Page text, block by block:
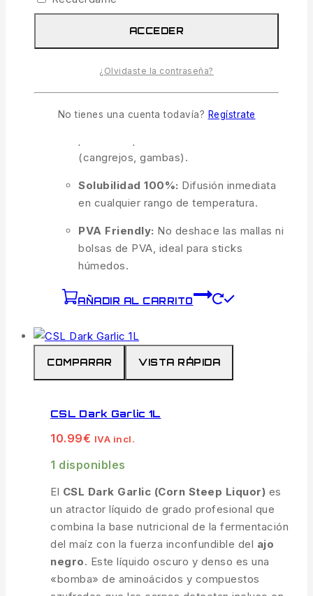
de cebado, garantizando una señal química
persistente y efectiva.
alimentación mediante procesos de
fermentación natural.
Perfil de Crustáceo:Aroma salino y
(cangrejos, gambas).
Solubilidad 100%: Difusión inmediata
en cualquier rango de temperatura.
PVA Friendly: No deshace las mallas ni
bolsas de PVA, ideal para sticks
húmedos.
AÑADIR AL CARRITO
COMPARAR VISTA RÁPIDA
CSL Dark Garlic 1L
10.99€ IVA incl.
1 disponibles
El CSL Dark Garlic (Corn Steep Liquor) es
un atractor líquido de grado profesional que
combina la base nutricional de la fermentación
del maíz con la fuerza inconfundible del ajo
negro. Este líquido oscuro y denso es una
«bomba» de aminoácidos y compuestos
ACCEDER
¿Olvidaste la contraseña?
No tienes una cuenta todavía? Regístrate